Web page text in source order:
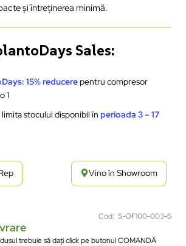
și întreținerea minimă.
Sales:
15% reducerepentru compresor
1
stocului disponibil în perioada 3 – 17
Vino în Showroom
Cod: S-OF100-003-S
trebuie să dați click pe butonul COMANDĂ